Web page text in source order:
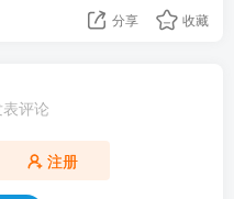
分享 收藏
评论
注册